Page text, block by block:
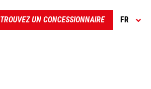
TROUVEZ UN CONCESSIONNAIRE FR